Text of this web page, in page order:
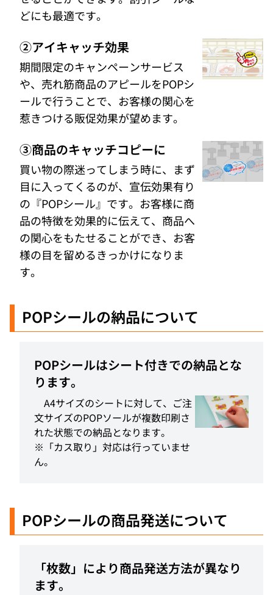
どにも最適です。
②アイキャッチ効果
期間限定のキャンペーンサービス
や、売れ筋商品のアピールをPOPシ
ールで行うことで、お客様の関心を
惹きつける販促効果が望めます。
③商品のキャッチコピーに
買い物の際迷ってしまう時に、まず
目に入ってくるのが、宣伝効果有り
の『POPシール』です。お客様に商
品の特徴を効果的に伝えて、商品へ
の関心をもたせることができ、お客
様の目を留めるきっかけになりま
す。
POPシールの納品について
POPシールはシート付きでの納品とな
ります。
A4サイズのシートに対して、ご注
文サイズのPOPソールが複数印刷さ
れた状態での納品となります。
※「カス取り」対応は行っていませ
ん。
POPシールの商品発送について
「枚数」により商品発送方法が異なり
ます。